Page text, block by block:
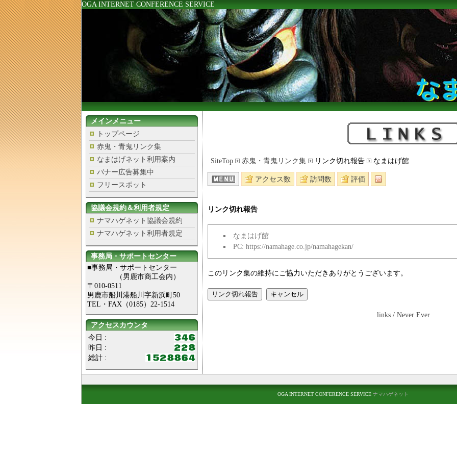
OGA INTERNET CONFERENCE SERVICE
メインメニュー
トップページ
赤鬼・青鬼リンク集
なまはげネット利用案内
バナー広告募集中
フリースポット
協議会規約＆利用者規定
ナマハゲネット協議会規約
ナマハゲネット利用者規定
事務局・サポートセンター
■事務局・サポートセンター
（男鹿市商工会内）
〒010-0511
男鹿市船川港船川字新浜町50
TEL・FAX（0185）22-1514
アクセスカウンタ
今日 :
昨日 :
総計 :
SiteTop 赤鬼・青鬼リンク集 リンク切れ報告 なまはげ館
アクセス数 訪問数 評価
リンク切れ報告
なまはげ館
PC: https://namahage.co.jp/namahagekan/
このリンク集の維持にご協力いただきありがとうございます。
links / Never Ever
OGA INTERNET CONFERENCE SERVICE ナマハゲネット